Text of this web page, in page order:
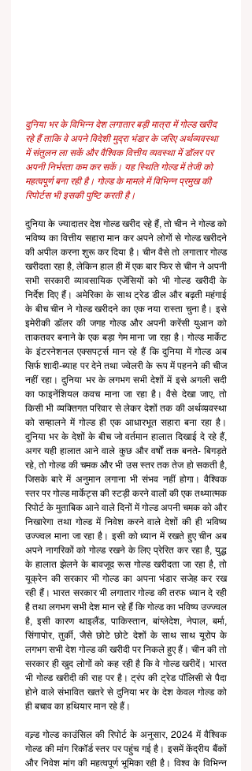
दुनिया भर के विभिन्न देश लगातार बड़ी मात्रा में गोल्ड खरीद
रहे हैं ताकि वे अपने विदेशी मुद्रा भंडार के जरिए अर्थव्यवस्था
में संतुलन ला सकें और वैश्विक वित्तीय व्यवस्था में डॉलर पर
अपनी निर्भरता कम कर सकें। यह स्थिति गोल्ड में तेजी को
महत्वपूर्ण बना रही है। गोल्ड के मामले में विभिन्न प्रमुख की
रिपोर्टस भी इसकी पुष्टि करती है।
दुनिया के ज्यादातर देश गोल्ड खरीद रहे हैं, तो चीन ने गोल्ड को
भविष्य का वित्तीय सहारा मान कर अपने लोगों से गोल्ड खरीदने
की अपील करना शुरू कर दिया है। चीन वैसे तो लगातार गोल्ड
खरीदता रहा है, लेकिन हाल ही में एक बार फिर से चीन ने अपनी
सभी सरकारी व्यावसायिक एजेंसियों को भी गोल्ड खरीदी के
निर्देश दिए हैं। अमेरिका के साथ ट्रेड डील और बढ़ती महंगाई
के बीच चीन ने गोल्ड खरीदने का एक नया रास्ता चुना है। इसे
इमेरीकी डॉलर की जगह गोल्ड और अपनी करेंसी युआन को
ताकतवर बनाने के एक बड़ा गेम माना जा रहा है। गोल्ड मार्केट
के इंटरनेशनल एक्सपर्ट्स मान रहे हैं कि दुनिया में गोल्ड अब
सिर्फ शादी-ब्याह पर देने तथा ज्वेलरी के रूप में पहनने की चीज
नहीं रहा। दुनिया भर के लगभग सभी देशों में इसे अगली सदी
का फाइनेंशियल कवच माना जा रहा है। वैसे देखा जाए, तो
किसी भी व्यक्तिगत परिवार से लेकर देशों तक की अर्थव्य़वस्था
को सम्हालने में गोल्ड ही एक आधारभूत सहारा बना रहा है।
दुनिया भर के देशों के बीच जो वर्तमान हालात दिखाई दे रहे हैं,
अगर यही हालात आने वाले कुछ और वर्षों तक बनते- बिगड़ते
रहे, तो गोल्ड की चमक और भी उस स्तर तक तेज हो सकती है,
जिसके बारे में अनुमान लगाना भी संभव नहीं होगा। वैश्विक
स्तर पर गोल्ड मार्केट्स की स्टड़ी करने वालों की एक तथ्यात्मक
रिपोर्ट के मुताबिक आने वाले दिनों में गोल्ड अपनी चमक को और
निखारेगा तथा गोल्ड में निवेश करने वाले देशों की ही भविष्य
उज्ज्वल माना जा रहा है। इसी को ध्यान में रखते हुए चीन अब
अपने नागरिकों को गोल्ड रखने के लिए प्रेरित कर रहा है, युद्ध
के हालात झेलने के बावजूद रूस गोल्ड खरीदता जा रहा है, तो
यूक्रेन की सरकार भी गोल्ड का अपना भंडार सजेह कर रख
रही हैं। भारत सरकार भी लगातार गोल्ड की तरफ ध्यान दे रही
है तथा लगभग सभी देश मान रहे हैं कि गोल्ड का भविष्य उज्ज्वल
है, इसी कारण थाइलैंड, पाकिस्तान, बांग्लेदेश, नेपाल, बर्मा,
सिंगापोर, तुर्की, जैसे छोटे छोटे देशों के साथ साथ यूरोप के
लगभग सभी देश गोल्ड की खरीदी पर निकले हुए हैं। चीन की तो
सरकार ही खुद लोगों को कह रही है कि वे गोल्ड खरीदें। भारत
भी गोल्ड खरीदी की राह पर है। ट्रंप की ट्रेड पॉलिसी से पैदा
होने वाले संभावित खतरे से दुनिया भर के देश केवल गोल्ड को
ही बचाव का हथियार मान रहे हैं।
वल्र्ड गोल्ड काउंसिल की रिपोर्ट के अनुसार, 2024 में वैश्विक
गोल्ड की मांग रिकॉर्ड स्तर पर पहुंच गई है। इसमें केंद्रीय बैंकों
और निवेश मांग की महत्वपूर्ण भूमिका रही है। विश्व के विभिन्न